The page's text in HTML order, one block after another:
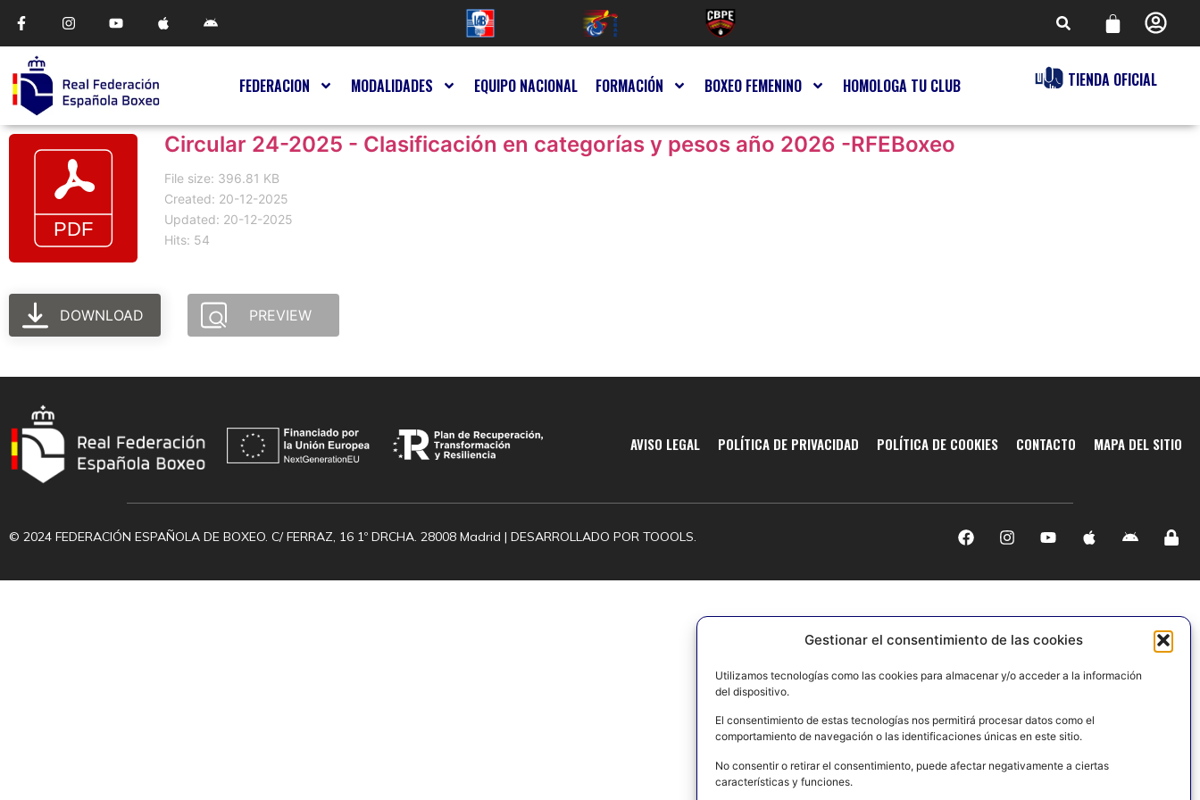
Gestionar el consentimiento de las cookies
Utilizamos tecnologías como las cookies para almacenar y/o acceder a la información
del dispositivo.
El consentimiento de estas tecnologías nos permitirá procesar datos como el
comportamiento de navegación o las identificaciones únicas en este sitio.
No consentir o retirar el consentimiento, puede afectar negativamente a ciertas
características y funciones.
FEDERACION MODALIDADES EQUIPO NACIONAL FORMACIÓN BOXEO FEMENINO HOMOLOGA TU CLUB TIENDA OFICIAL
Circular 24-2025 - Clasificación en categorías y pesos año 2026 -RFEBoxeo
File size: 396.81 KB
Created: 20-12-2025
Updated: 20-12-2025
Hits: 54
DOWNLOAD PREVIEW
AVISO LEGAL POLÍTICA DE PRIVACIDAD POLÍTICA DE COOKIES CONTACTO MAPA DEL SITIO
© 2024 FEDERACIÓN ESPAÑOLA DE BOXEO. C/ FERRAZ, 16 1º DRCHA. 28008 Madrid | DESARROLLADO POR TOOOLS.